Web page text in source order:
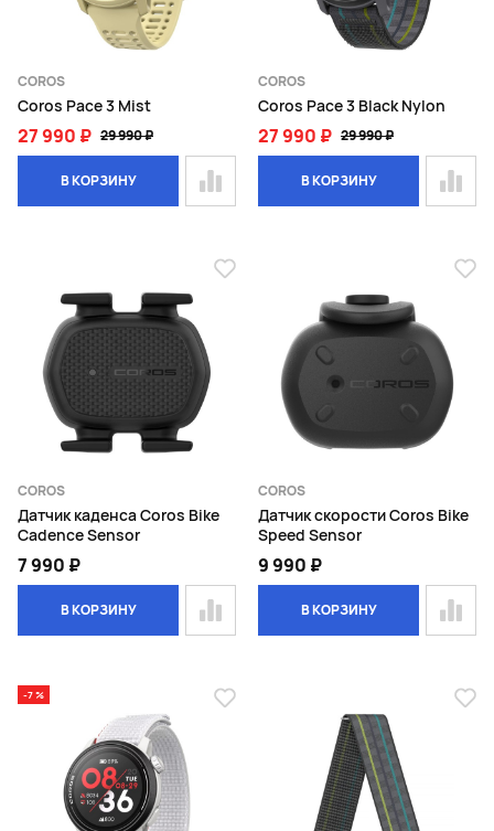
COROS
Coros Pace 3 Mist
27 990 ₽ 29 990 ₽
В КОРЗИНУ
COROS
Coros Pace 3 Black Nylon
27 990 ₽ 29 990 ₽
В КОРЗИНУ
COROS
Датчик каденса Coros Bike
Cadence Sensor
7 990 ₽
В КОРЗИНУ
COROS
Датчик скорости Coros Bike
Speed Sensor
9 990 ₽
В КОРЗИНУ
-7 %